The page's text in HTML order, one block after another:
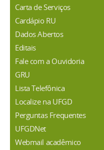
Carta de Serviços
Cardápio RU
Dados Abertos
Editais
Fale com a Ouvidoria
GRU
Lista Telefônica
Localize na UFGD
Perguntas Frequentes
UFGDNet
Webmail acadêmico